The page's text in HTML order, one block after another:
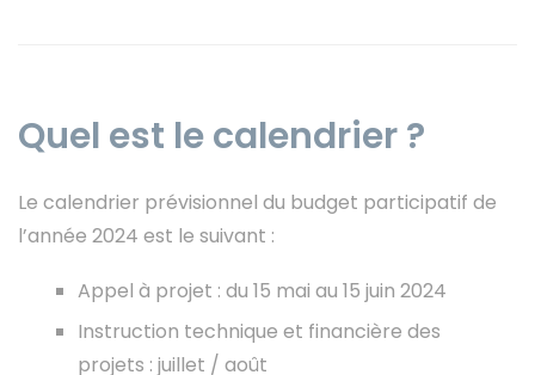
Quel est le calendrier ?
Le calendrier prévisionnel du budget participatif de
l’année 2024 est le suivant :
Appel à projet : du 15 mai au 15 juin 2024
Instruction technique et financière des
projets : juillet / août